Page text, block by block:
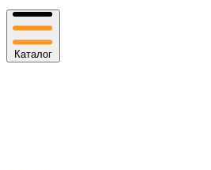
Каталог